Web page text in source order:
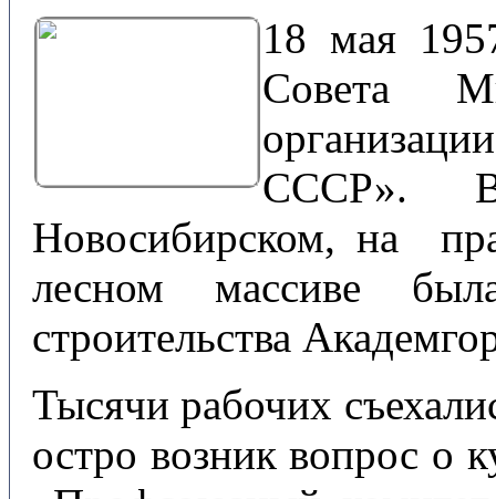
18 мая
Совета
СССР».
Новосибирском, на
лесном массиве
строительства
Тысячи рабочих
остро возник вопрос о